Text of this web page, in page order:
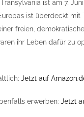
ist am 7.
ist überdeckt mit
freien,
ihr Leben dafür zu
Jetzt auf
erwerben: Jetzt